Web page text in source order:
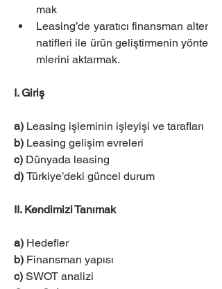
mak
Leasing’de yaratıcı finansman alter
natifleri ile ürün geliştirmenin yönte
mlerini aktarmak.
I. Giriş
a) Leasing işleminin işleyişi ve tarafları
b) Leasing gelişim evreleri
c) Dünyada leasing
d) Türkiye’deki güncel durum
II. Kendimizi Tanımak
a) Hedefler
b) Finansman yapısı
c) SWOT analizi